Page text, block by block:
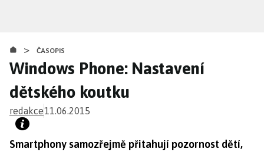
obsahu
> ČASOPIS
Windows Phone: Nastavení
dětského koutku
redakce11.06.2015
Smartphony samozřejmě přitahují pozornost dětí,